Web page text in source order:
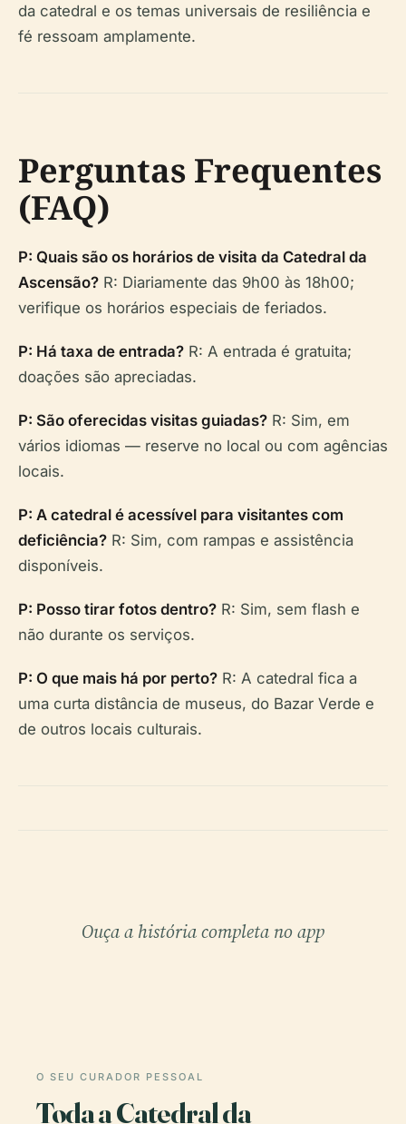
da catedral e os temas universais de resiliência e
fé ressoam amplamente.
Perguntas Frequentes
(FAQ)
P: Quais são os horários de visita da Catedral da
Ascensão? R: Diariamente das 9h00 às 18h00;
verifique os horários especiais de feriados.
P: Há taxa de entrada? R: A entrada é gratuita;
doações são apreciadas.
P: São oferecidas visitas guiadas? R: Sim, em
vários idiomas — reserve no local ou com agências
locais.
P: A catedral é acessível para visitantes com
deficiência? R: Sim, com rampas e assistência
disponíveis.
P: Posso tirar fotos dentro? R: Sim, sem flash e
não durante os serviços.
P: O que mais há por perto? R: A catedral fica a
uma curta distância de museus, do Bazar Verde e
de outros locais culturais.
Ouça a história completa no app
O SEU CURADOR PESSOAL
Toda a Catedral da